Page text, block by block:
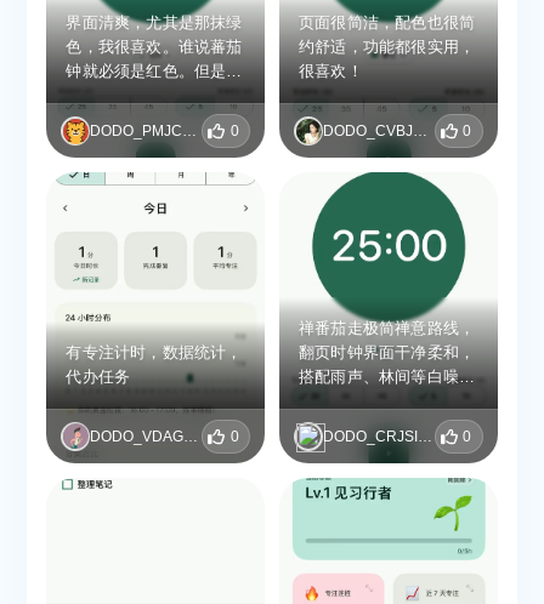
界面清爽，尤其是那抹绿
色，我很喜欢。谁说蕃茄
钟就必须是红色。但是有
置时长吗？似乎没有看到
按键。
DODO_PMJCHLNQ 0
页面很简洁，配色也很简
约舒适，功能都很实用，
很喜欢！
DODO_CVBJQMGA 0
有专注计时，数据统计，
代办任务
0
禅番茄走极简禅意路线，
翻页时钟界面干净柔和，
搭配雨声、林间等白噪
番茄时长可自由调整，专
注热力图、时长统计清
捷。 美中不足是缺少强
制锁屏防干扰功能，长时
间使用偶尔弹出小额付费
弹窗，待办任务编辑逻辑
略繁琐。适合追求安静学
0